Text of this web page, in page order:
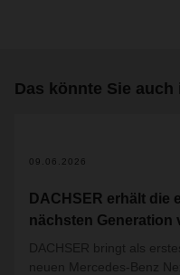
Das könnte Sie
09.06.2026
DACHSER erhält die
nächsten Generation
DACHSER bringt als
neuen Mercedes-Benz